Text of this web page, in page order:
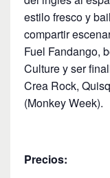
estilo fresco y
compartir
Fuel Fandango,
Culture y ser
Crea Rock,
(Monkey Week).
Precios: